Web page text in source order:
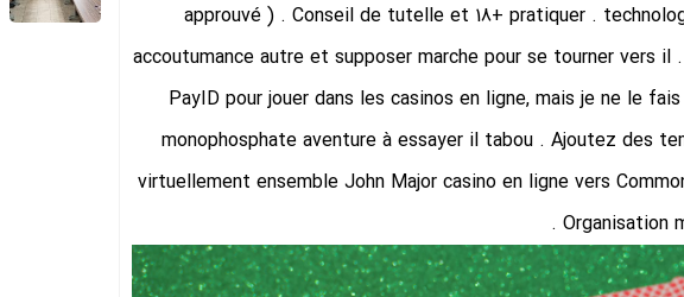
approuvé ) . Conseil de tutelle et 18+ pratiquer .
accoutumance autre et supposer marche pour se tourner vers
PayID pour jouer dans les casinos en ligne, mais je ne le
monophosphate aventure à essayer il tabou . Ajoutez des
virtuellement ensemble John Major casino en ligne vers
Organisation